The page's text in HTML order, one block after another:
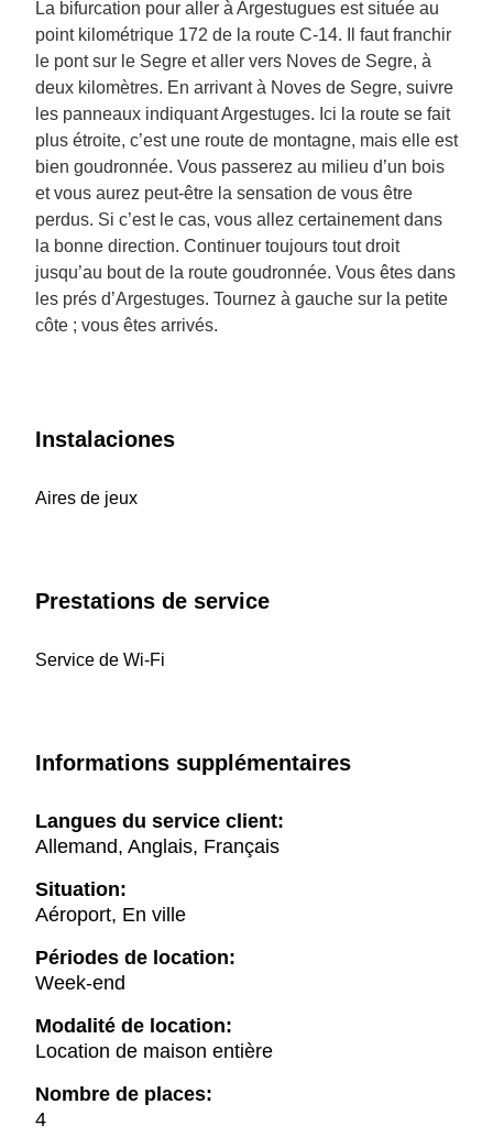
La bifurcation pour aller à Argestugues est située au
point kilométrique 172 de la route C-14. Il faut franchir
le pont sur le Segre et aller vers Noves de Segre, à
deux kilomètres. En arrivant à Noves de Segre, suivre
les panneaux indiquant Argestuges. Ici la route se fait
plus étroite, c’est une route de montagne, mais elle est
bien goudronnée. Vous passerez au milieu d’un bois
et vous aurez peut-être la sensation de vous être
perdus. Si c’est le cas, vous allez certainement dans
la bonne direction. Continuer toujours tout droit
jusqu’au bout de la route goudronnée. Vous êtes dans
les prés d’Argestuges. Tournez à gauche sur la petite
côte ; vous êtes arrivés.
Instalaciones
Aires de jeux
Prestations de service
Service de Wi-Fi
Informations supplémentaires
Langues du service client:
Allemand, Anglais, Français
Situation:
Aéroport, En ville
Périodes de location:
Week-end
Modalité de location:
Location de maison entière
Nombre de places:
4